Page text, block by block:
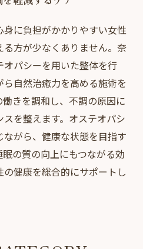
に負担がかかりやすい女性
方が少なくありません。奈
パシーを用いた整体を行
自然治癒力を高める施術を
きを調和し、不調の原因に
を整えます。オステオパシ
がら、健康な状態を目指す
の質の向上にもつながる効
健康を総合的にサポートし